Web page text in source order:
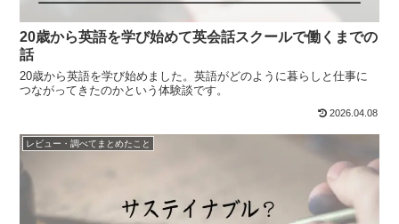
20歳から英語を学び始めて英会話スクールで働くまでの
話
20歳から英語を学び始めました。英語がどのように暮らしと仕事に
つながってきたのかという体験談です。
2026.04.08
レビュー・調べてまとめたこと